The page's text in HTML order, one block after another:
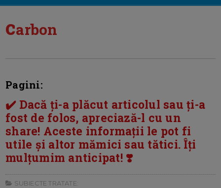
carbon
Pagini:
✔️ Dacă ți-a plăcut articolul sau ți-a
fost de folos, apreciază-l cu un
share! Aceste informații le pot fi
utile și altor mămici sau tătici. Îți
mulțumim anticipat! ❣️
SUBIECTE TRATATE: